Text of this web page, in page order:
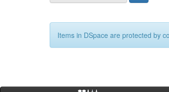
Items in DSpace are protected by